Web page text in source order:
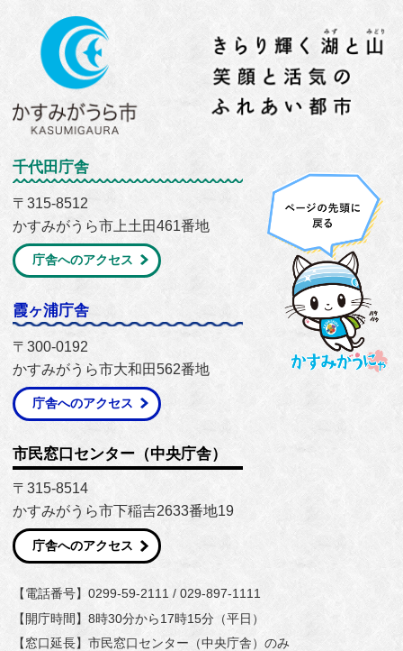
千代田庁舎
〒315-8512
かすみがうら市上土田461番地
庁舎へのアクセス
霞ヶ浦庁舎
〒300-0192
かすみがうら市大和田562番地
庁舎へのアクセス
市民窓口センター（中央庁舎）
〒315-8514
かすみがうら市下稲吉2633番地19
庁舎へのアクセス
【電話番号】0299-59-2111 / 029-897-1111
【開庁時間】8時30分から17時15分（平日）
【窓口延長】市民窓口センター（中央庁舎）のみ